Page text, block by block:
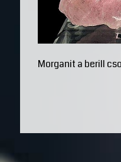
Morganit a berill